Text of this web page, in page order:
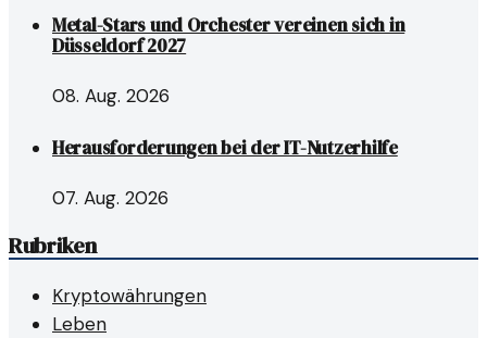
Metal-Stars und Orchester vereinen sich in
Düsseldorf 2027
08. Aug. 2026
Herausforderungen bei der IT-Nutzerhilfe
07. Aug. 2026
Rubriken
Kryptowährungen
Leben